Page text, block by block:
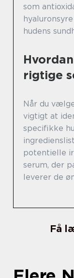
som
hudens
rigtige
Når du
vigtigt at
specifikke
potentielle
serum, der
leverer de
Få